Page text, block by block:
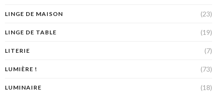
LINGE DE MAISON (23)
LINGE DE TABLE (19)
LITERIE (7)
LUMIÈRE ! (73)
LUMINAIRE (18)